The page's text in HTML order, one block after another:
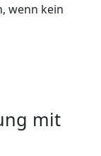
wenn kein
mit